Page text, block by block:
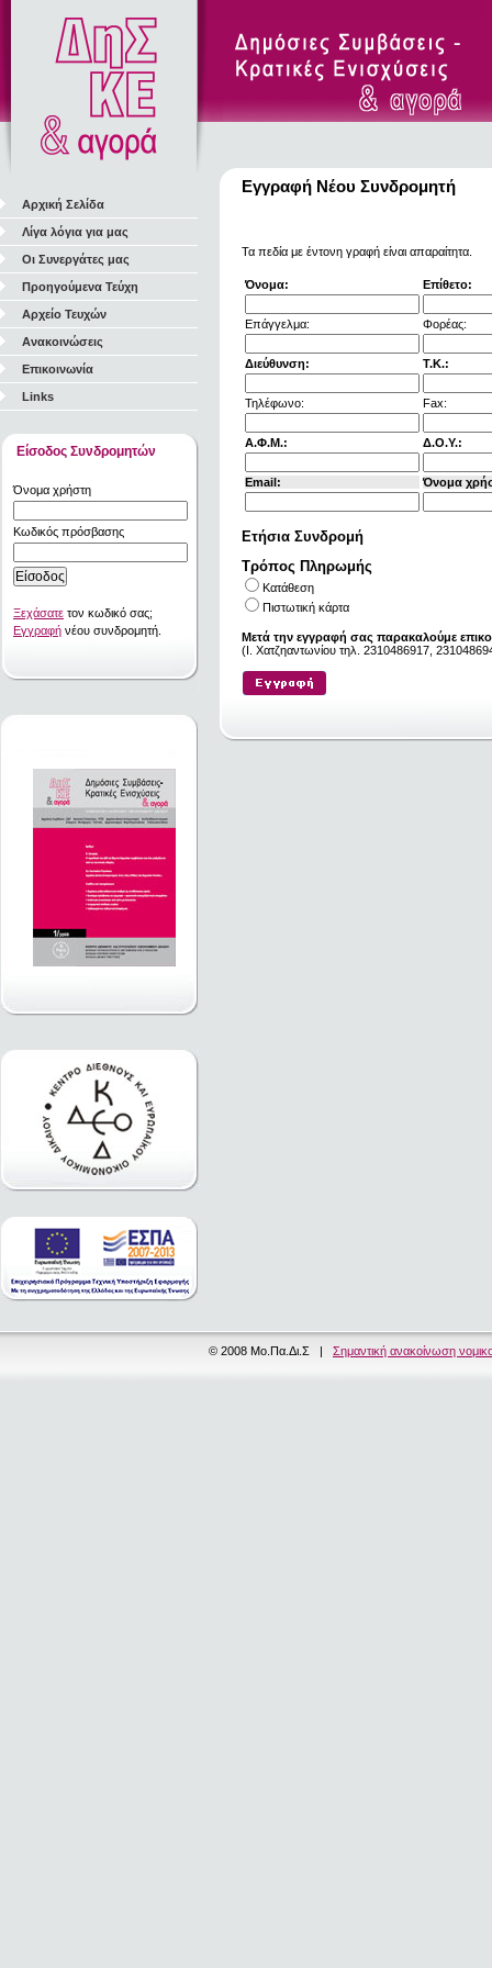
Αρχική Σελίδα
Λίγα λόγια για μας
Οι Συνεργάτες μας
Προηγούμενα Τεύχη
Αρχείο Τευχών
Ανακοινώσεις
Επικοινωνία
Links
Είσοδος Συνδρομητών
Όνομα χρήστη
Κωδικός πρόσβασης
Ξεχάσατε τον κωδικό σας;
Εγγραφή νέου συνδρομητή.
Εγγραφή Νέου Συνδρομητή
Τα πεδία με έντονη γραφή είναι απαραίτητα.
Όνομα: Επίθετο:
Επάγγελμα: Φορέας:
Διεύθυνση: Τ.Κ.:
Τηλέφωνο: Fax:
Α.Φ.Μ.: Δ.Ο.Υ.:
Email: Όνομα
Ετήσια Συνδρομή
Τρόπος Πληρωμής
Κατάθεση
Πιστωτική κάρτα
Μετά την εγγραφή σας παρακαλούμε
(I. Χατζηαντωνίου τηλ. 2310486917,
© 2008 Μο.Πα.Δι.Σ | Σημαντική ανακοίνωση